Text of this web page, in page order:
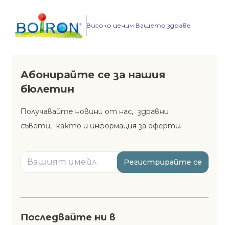
Високо ценим Вашето здраве
Абонирайте се за нашия
бюлетин
Получавайте новини от нас, здравни
съвети, както и информация за оферти.
Регистрирайте се
Последвайте ни в